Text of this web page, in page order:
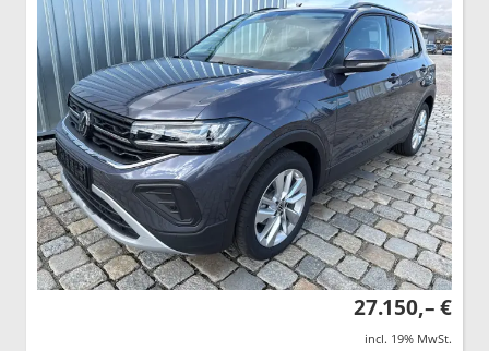
27.150,– €
incl. 19% MwSt.